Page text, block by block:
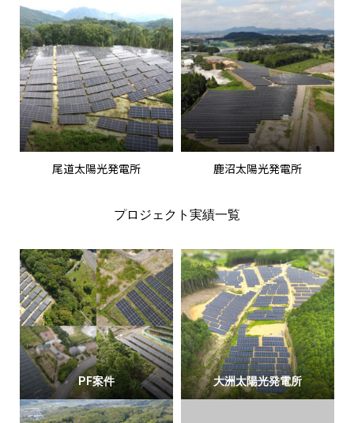
尾道太陽光発電所 鹿沼太陽光発電所
プロジェクト実績一覧
PF案件 大洲太陽光発電所